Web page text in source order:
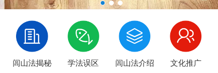
闾山法揭秘 学法误区 闾山法介绍 文化推广